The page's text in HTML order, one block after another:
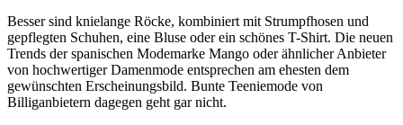
Besser sind knielange Röcke, kombiniert mit Strumpfhosen und
gepflegten Schuhen, eine Bluse oder ein schönes T-Shirt. Die neuen
Trends der spanischen Modemarke Mango oder ähnlicher Anbieter
von hochwertiger Damenmode entsprechen am ehesten dem
gewünschten Erscheinungsbild. Bunte Teeniemode von
Billiganbietern dagegen geht gar nicht.